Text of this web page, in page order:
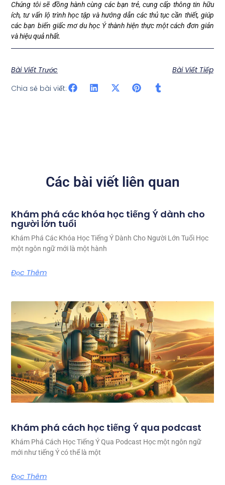
Chúng tôi sẽ đồng hành cùng các bạn trẻ, cung cấp thông tin hữu
ích, tư vấn lộ trình học tập và hướng dẫn các thủ tục cần thiết, giúp
các bạn biến giấc mơ du học Ý thành hiện thực một cách đơn giản
và hiệu quả nhất.
Bài Viết Trước
Bài Viết Tiếp
Chia sẻ bài viết:
Các bài viết liên quan
Khám phá các khóa học tiếng Ý dành cho
người lớn tuổi
Khám Phá Các Khóa Học Tiếng Ý Dành Cho Người Lớn Tuổi Học
một ngôn ngữ mới là một hành
Đọc Thêm
Khám phá cách học tiếng Ý qua podcast
Khám Phá Cách Học Tiếng Ý Qua Podcast Học một ngôn ngữ
mới như tiếng Ý có thể là một
Đọc Thêm